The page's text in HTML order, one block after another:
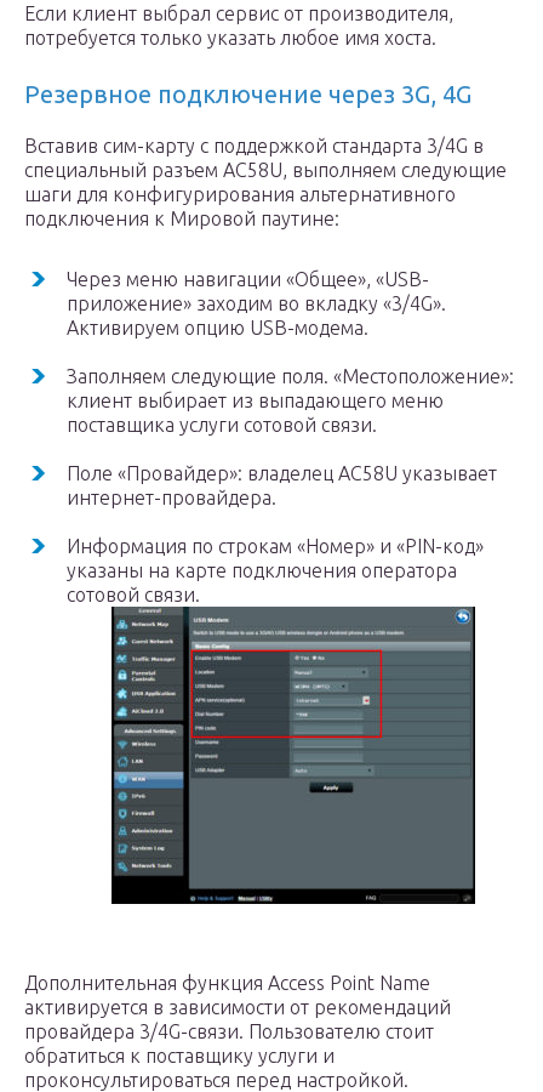
Если клиент выбрал сервис от производителя,
потребуется только указать любое имя хоста.
Резервное подключение через 3G, 4G
Вставив сим-карту с поддержкой стандарта 3/4G в
специальный разъем AC58U, выполняем следующие
шаги для конфигурирования альтернативного
подключения к Мировой паутине:
Через меню навигации «Общее», «USB-
приложение» заходим во вкладку «3/4G».
Активируем опцию USB-модема.
Заполняем следующие поля. «Местоположение»:
клиент выбирает из выпадающего меню
поставщика услуги сотовой связи.
Поле «Провайдер»: владелец AC58U указывает
интернет-провайдера.
Информация по строкам «Номер» и «PIN-код»
указаны на карте подключения оператора
сотовой связи.
Дополнительная функция Access Point Name
активируется в зависимости от рекомендаций
провайдера 3/4G-связи. Пользователю стоит
обратиться к поставщику услуги и
проконсультироваться перед настройкой.